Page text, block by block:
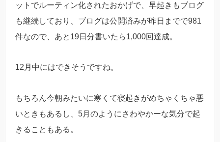
ットでルーティン化されたおかげで、早起きもブログ
も継続しており、ブログは公開済みが昨日までで981
件なので、あと19日分書いたら1,000回達成。
12月中にはできそうですね。
もちろん今朝みたいに寒くて寝起きがめちゃくちゃ悪
いときもあるし、5月のようにさわやかーな気分で起
きることもある。